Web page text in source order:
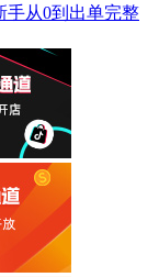
手从0到出单完整